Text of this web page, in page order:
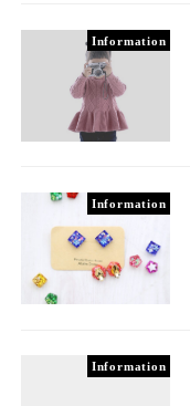
Information
Information
Information